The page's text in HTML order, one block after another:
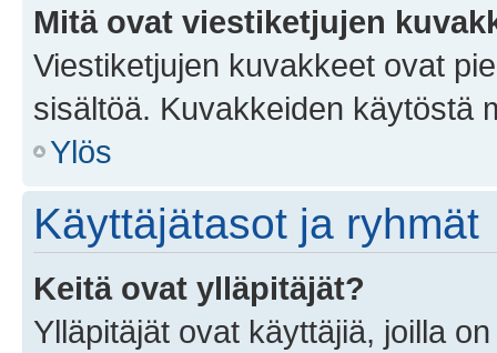
Mitä ovat viestiketjujen
Viestiketjujen kuvakkeet ovat
sisältöä. Kuvakkeiden käytöstä
Ylös
Käyttäjätasot ja ryhmät
Keitä ovat ylläpitäjät?
Ylläpitäjät ovat käyttäjiä, joilla